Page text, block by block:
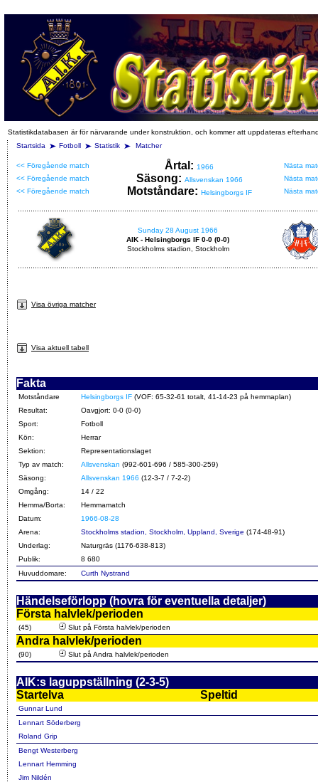
Statistikdatabasen är för närvarande under konstruktion, och kommer att uppdateras
Startsida
Fotboll Statistik Matcher
<< Föregående match Årtal: 1966
Nästa
<< Föregående match
Säsong: Allsvenskan 1966
Nästa
<< Föregående match
Motståndare: Helsingborgs IF Nästa
Sunday 28 August 1966
AIK - Helsingborgs IF 0-0 (0-0)
Stockholms stadion, Stockholm
Visa övriga matcher
Visa aktuell tabell
Fakta
Motståndare Helsingborgs IF (VOF: 65-32-61 totalt, 41-14-23 på hemmaplan)
Resultat:
Oavgjort: 0-0 (0-0)
Sport:
Fotboll
Kön:
Herrar
Sektion:
Representationslaget
Typ av match:
Allsvenskan (992-601-696 / 585-300-259)
Säsong:
Allsvenskan 1966 (12-3-7 / 7-2-2)
Omgång:
14 / 22
Hemma/Borta:
Hemmamatch
Datum:
1966-08-28
Arena:
Stockholms stadion, Stockholm, Uppland, Sverige (174-48-91)
Underlag:
Naturgräs (1176-638-813)
Publik:
8 680
Huvuddomare:
Curth Nystrand
Händelseförlopp (hovra för eventuella detaljer)
Första halvlek/perioden
(45) Slut på Första halvlek/perioden
Andra halvlek/perioden
(90) Slut på Andra halvlek/perioden
AIK:s laguppställning (2-3-5)
Startelva
Speltid
Gunnar Lund
Lennart Söderberg
Roland Grip
Bengt Westerberg
Lennart Hemming
Jim Nildén